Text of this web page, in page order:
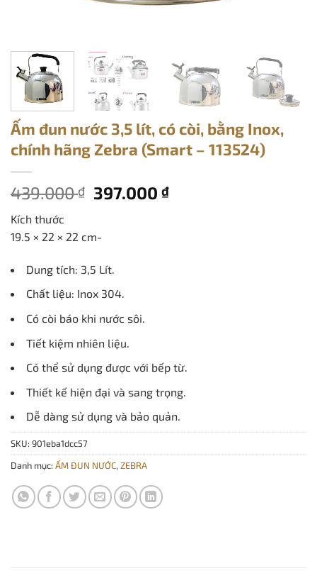
Ấm đun nước 3,5 lít, có còi, bằng Inox,
chính hãng Zebra (Smart – 113524)
439.000₫ Giá
439.000 ₫.
397.000₫Giá
Kích thước
19.5 × 22 × 22 cm-
Dung tích: 3,5 Lít.
Chất liệu: Inox 304.
Có còi báo khi nước sôi.
Tiết kiệm nhiên liệu.
Có thể sử dụng được với bếp từ.
Thiết kế hiện đại và sang trọng.
Dễ dàng sử dụng và bảo quản.
SKU: 901eba1dcc57
Danh mục: ẤM ĐUN NƯỚC, ZEBRA